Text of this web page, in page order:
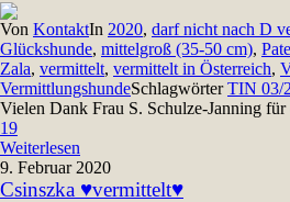
Von KontaktIn 2020, darf nicht nach D
Glückshunde, mittelgroß (35-50 cm),
Zala, vermittelt, vermittelt in Österreich,
VermittlungshundeSchlagwörterTIN 03/
Vielen Dank Frau S. Schulze-Janning
19
Weiterlesen
9. Februar 2020
Csinszka ♥vermittelt♥